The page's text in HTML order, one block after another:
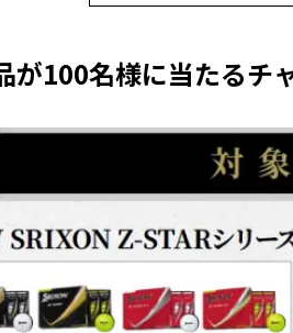
が100名様に当たるチ